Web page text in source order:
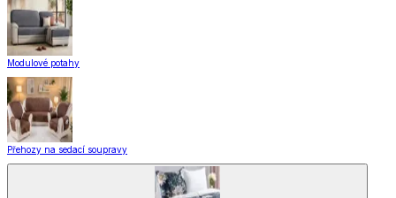
Modulové potahy
Přehozy na sedací soupravy